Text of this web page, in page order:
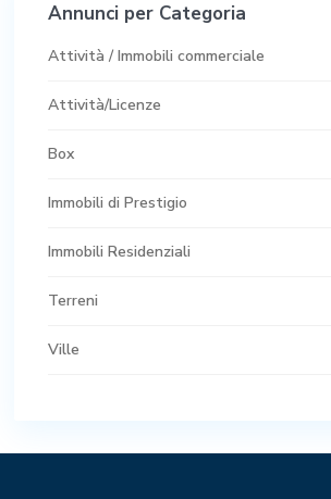
Annunci per Categoria
Attività / Immobili commerciale
Attività/Licenze
Box
Immobili di Prestigio
Immobili Residenziali
Terreni
Ville